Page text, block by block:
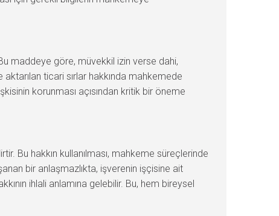
maddeye göre, müvekkil izin verse dahi,
ticari sırlar hakkında mahkemede
korunması açısından kritik bir öneme
Bu hakkın kullanılması, mahkeme süreçlerinde
bir anlaşmazlıkta, işverenin işçisine ait
ihlali anlamına gelebilir. Bu, hem bireysel